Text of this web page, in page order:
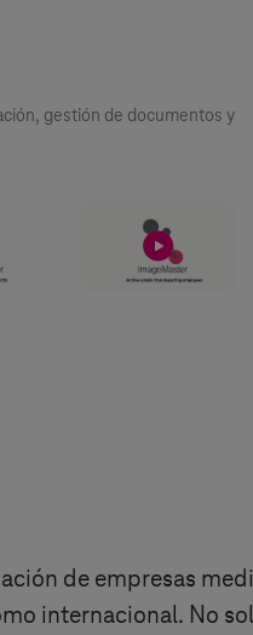
gestión de documentos y
de empresas
internacional. No